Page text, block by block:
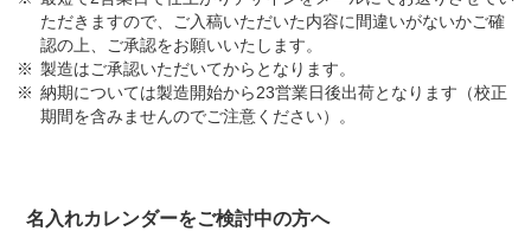
ただきますので、ご入稿いただいた内容に間違いがないかご確
認の上、ご承認をお願いいたします。
製造はご承認いただいてからとなります。
納期については製造開始から23営業日後出荷となります（校正
期間を含みませんのでご注意ください）。
名入れカレンダーをご検討中の方へ